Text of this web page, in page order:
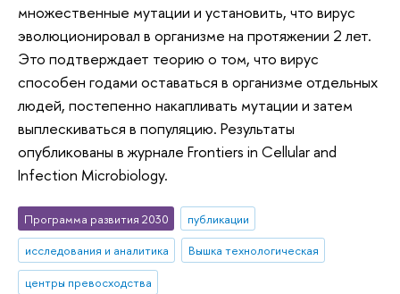
множественные мутации и установить, что вирус
эволюционировал в организме на протяжении 2 лет.
Это подтверждает теорию о том, что вирус
способен годами оставаться в организме отдельных
людей, постепенно накапливать мутации и затем
выплескиваться в популяцию. Результаты
опубликованы в журнале Frontiers in Cellular and
Infection Microbiology.
Программа развития 2030
публикации
исследования и аналитика
Вышка технологическая
центры превосходства